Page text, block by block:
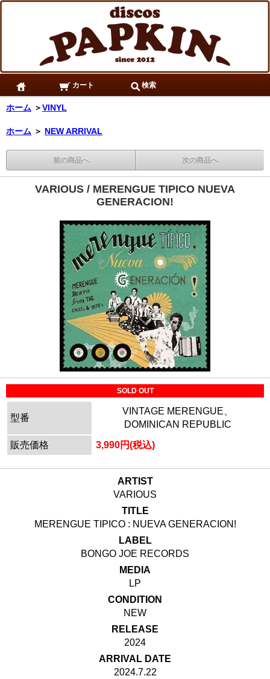
カート 検索
ホーム ＞VINYL
ホーム ＞ NEW ARRIVAL
前の商品へ 次の商品へ
VARIOUS / MERENGUE TIPICO NUEVA
GENERACION!
SOLD OUT
型番
VINTAGE MERENGUE、
DOMINICAN REPUBLIC
販売価格
3,990円(税込)
ARTIST
VARIOUS
TITLE
MERENGUE TIPICO : NUEVA GENERACION!
LABEL
BONGO JOE RECORDS
MEDIA
LP
CONDITION
NEW
RELEASE
2024
ARRIVAL DATE
2024.7.22